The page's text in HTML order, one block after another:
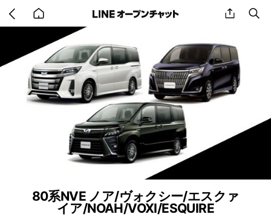
back
to
home
share
80系NVE ノア/ヴォクシー/エスクァ
イア/NOAH/VOXI/ESQUIRE